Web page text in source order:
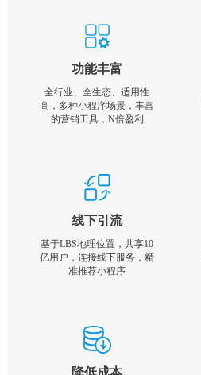
功能丰富
全行业、全生态、适用性
高，多种小程序场景，丰富
的营销工具，N倍盈利
线下引流
基于LBS地理位置，共享10
亿用户，连接线下服务，精
准推荐小程序
降低成本